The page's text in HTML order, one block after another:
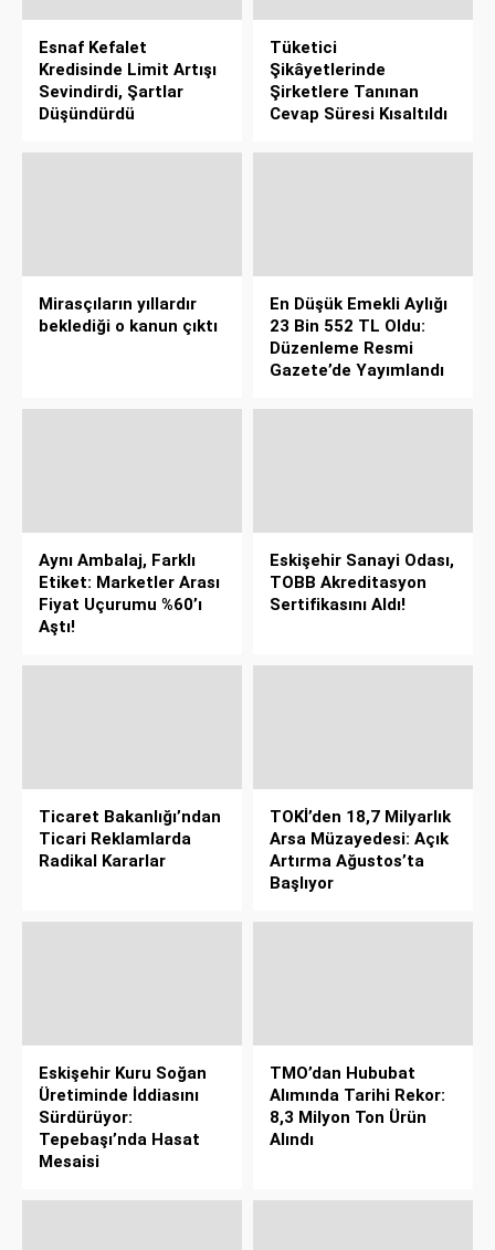
Esnaf Kefalet
Kredisinde Limit Artışı
Sevindirdi, Şartlar
Düşündürdü
Tüketici
Şikâyetlerinde
Şirketlere Tanınan
Cevap Süresi Kısaltıldı
Mirasçıların yıllardır
beklediği o kanun çıktı
En Düşük Emekli Aylığı
23 Bin 552 TL Oldu:
Düzenleme Resmi
Gazete’de Yayımlandı
Aynı Ambalaj, Farklı
Etiket: Marketler Arası
Fiyat Uçurumu %60’ı
Aştı!
Eskişehir Sanayi Odası,
TOBB Akreditasyon
Sertifikasını Aldı!
Ticaret Bakanlığı’ndan
Ticari Reklamlarda
Radikal Kararlar
TOKİ’den 18,7 Milyarlık
Arsa Müzayedesi: Açık
Artırma Ağustos’ta
Başlıyor
Eskişehir Kuru Soğan
Üretiminde İddiasını
Sürdürüyor:
Tepebaşı’nda Hasat
Mesaisi
TMO’dan Hububat
Alımında Tarihi Rekor:
8,3 Milyon Ton Ürün
Alındı